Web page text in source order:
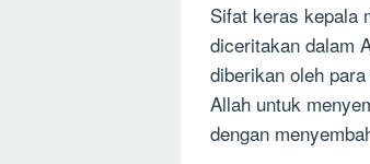
Sifat keras kepala
diceritakan dalam
diberikan oleh
Allah untuk
dengan